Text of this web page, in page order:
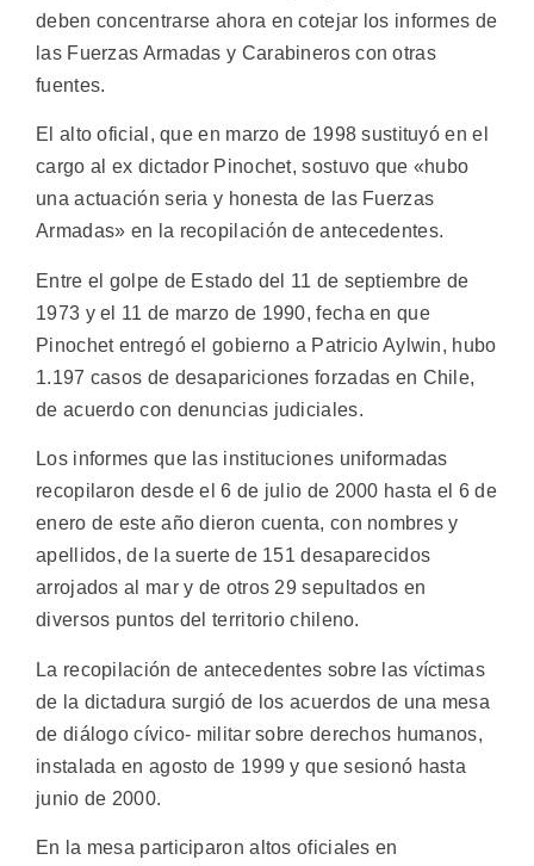
deben concentrarse ahora en cotejar los informes de
las Fuerzas Armadas y Carabineros con otras
fuentes.
El alto oficial, que en marzo de 1998 sustituyó en el
cargo al ex dictador Pinochet, sostuvo que «hubo
una actuación seria y honesta de las Fuerzas
Armadas» en la recopilación de antecedentes.
Entre el golpe de Estado del 11 de septiembre de
1973 y el 11 de marzo de 1990, fecha en que
Pinochet entregó el gobierno a Patricio Aylwin, hubo
1.197 casos de desapariciones forzadas en Chile,
de acuerdo con denuncias judiciales.
Los informes que las instituciones uniformadas
recopilaron desde el 6 de julio de 2000 hasta el 6 de
enero de este año dieron cuenta, con nombres y
apellidos, de la suerte de 151 desaparecidos
arrojados al mar y de otros 29 sepultados en
diversos puntos del territorio chileno.
La recopilación de antecedentes sobre las víctimas
de la dictadura surgió de los acuerdos de una mesa
de diálogo cívico- militar sobre derechos humanos,
instalada en agosto de 1999 y que sesionó hasta
junio de 2000.
En la mesa participaron altos oficiales en